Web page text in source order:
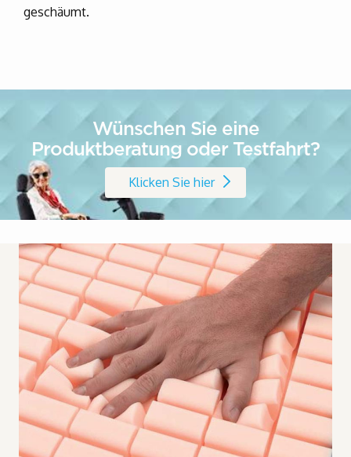
geschäumt.
Wünschen Sie eine
Produktberatung oder Testfahrt?
Klicken Sie hier